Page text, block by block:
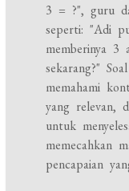
3 = ?", guru
seperti: "Adi
memberinya
sekarang?"
memahami
yang relevan,
untuk
memecahkan
pencapaian